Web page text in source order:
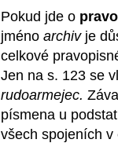
Pokud jde o
jméno archiv je
celkové
Jen na s. 123 se
rudoarmejec.
písmena u
všech spojeních